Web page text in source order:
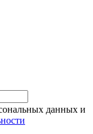
данных и